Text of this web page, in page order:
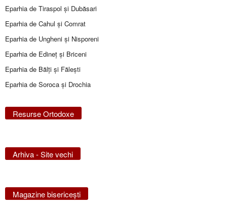
Eparhia de Tiraspol și Dubăsari
Eparhia de Cahul și Comrat
Eparhia de Ungheni și Nisporeni
Eparhia de Edineţ şi Briceni
Eparhia de Bălţi şi Făleşti
Eparhia de Soroca și Drochia
Resurse Ortodoxe
Arhiva - Site vechi
Magazine bisericeşti